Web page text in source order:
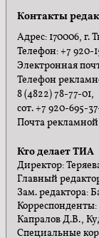
Контакты
Адрес: 170006, г.
Телефон: +7 920-
Электронная
Телефон
8 (4822) 78-77-01,
сот. +7 920-695-
Почта
Кто делает ТИА
Директор:
Главный
Зам. редактора:
Корреспонденты:
Капралов Д.В.,
Специальные